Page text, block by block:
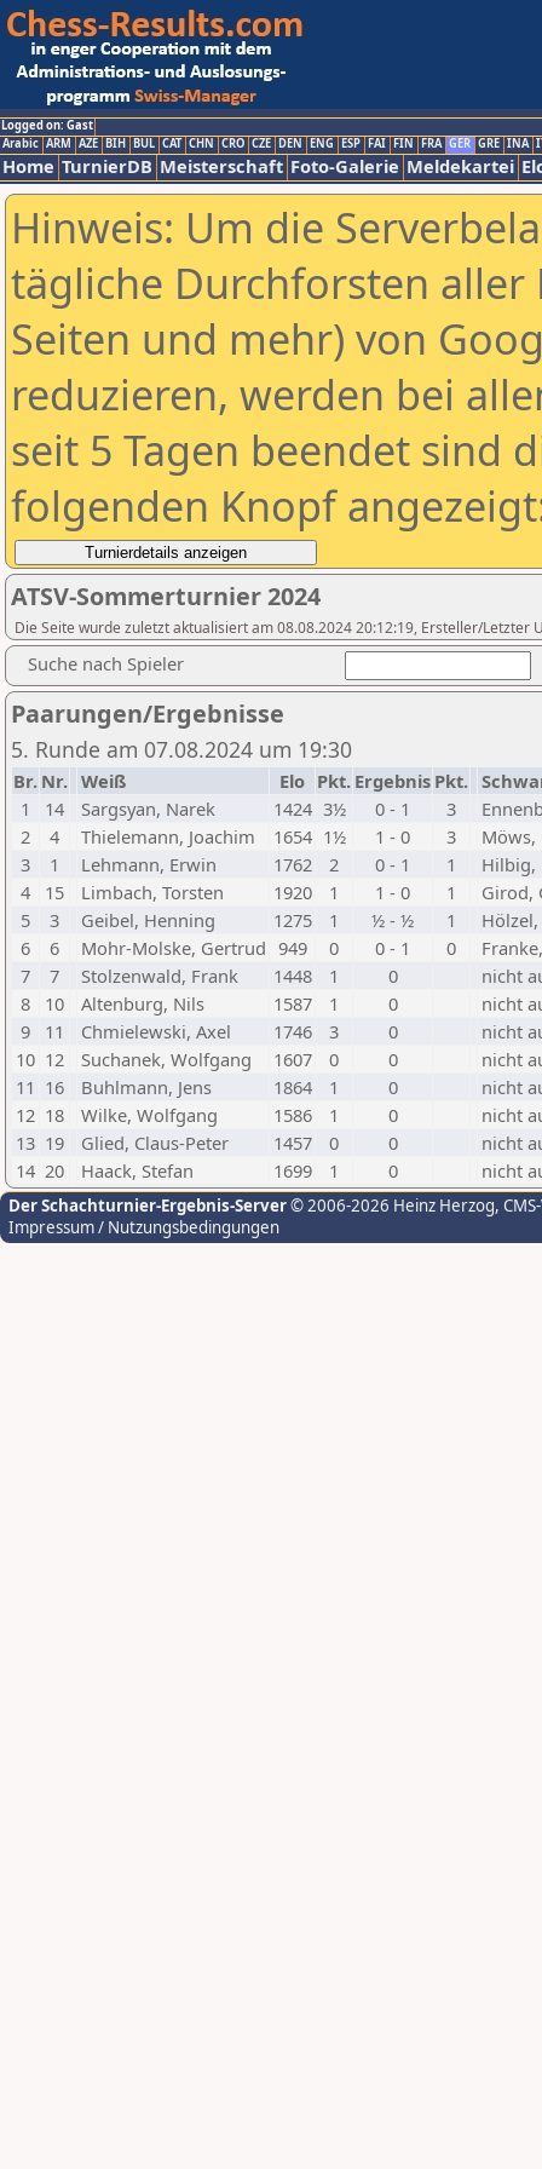
Logged on: Gast
Arabic ARM AZE BIH BUL CAT CHN CRO CZE DEN ENG ESP FAI FIN FRA GER GRE INA
Home TurnierDB Meisterschaft Foto-Galerie Meldekartei
Hinweis: Um die
tägliche Durchforsten aller
Seiten und mehr) von
reduzieren, werden bei
seit 5 Tagen beendet sind
folgenden Knopf
ATSV-Sommerturnier 2024
Die Seite wurde zuletzt aktualisiert am 08.08.2024 20:12:19, Ersteller/Letzter
Suche nach Spieler
Paarungen/Ergebnisse
5. Runde am 07.08.2024 um 19:30
Br. Nr. Weiß Elo Pkt. Ergebnis Pkt.
1
14 Sargsyan, Narek 1424 3½ 0 - 1 3
2
4 Thielemann, Joachim 1654 1½ 1 - 0 3
Möws,
3
1 Lehmann, Erwin 1762 2 0 - 1 1
Hilbig,
4
15 Limbach, Torsten 1920 1 1 - 0 1
Girod,
5
3 Geibel, Henning 1275 1 ½ - ½ 1
6
6 Mohr-Molske, Gertrud 949 0 0 - 1 0
7
7 Stolzenwald, Frank 1448 1 0
nicht
8
10 Altenburg, Nils 1587 1 0
nicht
9
11 Chmielewski, Axel 1746 3 0
nicht
10 12 Suchanek, Wolfgang 1607 0 0
nicht
11 16 Buhlmann, Jens 1864 1 0
nicht
12 18 Wilke, Wolfgang 1586 1 0
nicht
13 19 Glied, Claus-Peter 1457 0 0
nicht
14 20 Haack, Stefan 1699 1 0 nicht
Der Schachturnier-Ergebnis-Server© 2006-2026 Heinz Herzog,
Impressum / Nutzungsbedingungen